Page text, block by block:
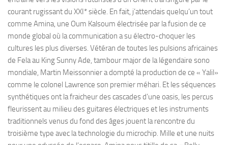
courant rugissant du XXI* siècle. En fait, j’attendais quelqu’un tout
comme Amina, une Oum Kalsoum électrisée par la fusion de ce
monde global où la communication a su électro-choquer les
cultures les plus diverses. Vétéran de toutes les pulsions africaines
de Fela au King Sunny Ade, tambour major de la légendaire sono
mondiale, Martin Meissonnier a dompté la production de ce « Yalil»
comme le colonel Lawrence son premier méhari. Et les séquences
synthétiques ont la fraicheur des cascades d’une oasis, les percus
fleurissent au milieu des guitares électriques et les instruments
traditionnels venus du fond des âges jouent la rencontre du
troisième type avec la technologie du microchip. Mille et une nuits